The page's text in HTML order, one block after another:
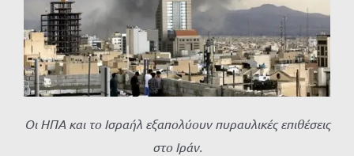
Οι ΗΠΑ και το Ισραήλ εξαπολύουν πυραυλικές επιθέσεις
στο Ιράν.